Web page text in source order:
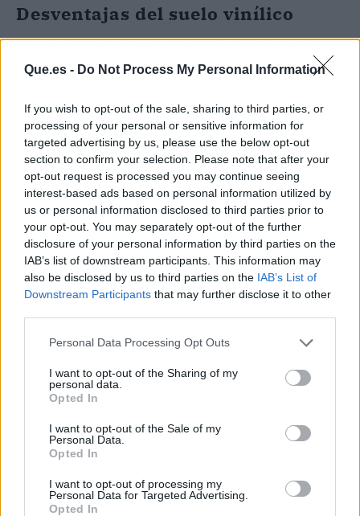
Que.es - Do Not Process My Personal Information
If you wish to opt-out of the sale, sharing to third parties, or
processing of your personal or sensitive information for
targeted advertising by us, please use the below opt-out
section to confirm your selection. Please note that after your
opt-out request is processed you may continue seeing
interest-based ads based on personal information utilized by
us or personal information disclosed to third parties prior to
your opt-out. You may separately opt-out of the further
disclosure of your personal information by third parties on the
IAB’s list of downstream participants. This information may
also be disclosed by us to third parties on the IAB’s List of
Downstream Participants that may further disclose it to other
Personal Data Processing Opt Outs
I want to opt-out of the Sharing of my
personal data.
Opted In
I want to opt-out of the Sale of my
Personal Data.
Opted In
I want to opt-out of processing my
Personal Data for Targeted Advertising.
Opted In
Desventajas del suelo vinílico
apariencia del suelo vinílico, todavía puede no alcanzar la
Precio: Algunos tipos de suelo vinílico de alta calidad pueden
ser tan caros como la tarima flotante, aunque hay opciones más
económicas disponibles.
¿Cuál elegir?
La elección entre tarima flotante, suelo
laminado y suelo vinílico dependerá de varios
factores, incluyendo el presupuesto, el uso
previsto y las preferencias estéticas.
suelo laminado suele ser la opción más económica. Sin
flotante puede ofrecer una mayor durabilidad y valor añadido.
: Para áreas propensas a la humedad, como baños y cocinas,
el suelo vinílico es la mejor opción debido a su
impermeabilidad. En cambio, para salas de estar y dormitorios,
la tarima flotante o el suelo laminado pueden proporcionar una
apariencia más cálida y acogedora.
Estética: Si la apariencia natural de la madera es una